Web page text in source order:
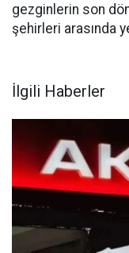
gezginlerin son
şehirleri arasında
İlgili Haberler